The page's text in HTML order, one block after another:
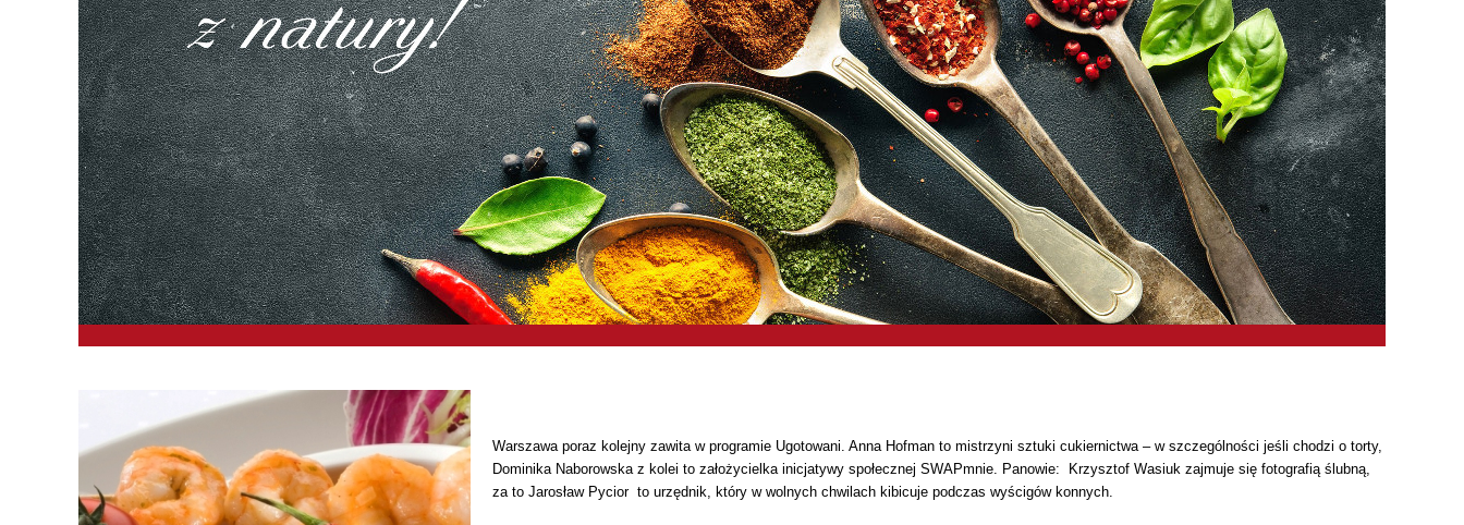
Warszawa poraz kolejny zawita w programie Ugotowani. Anna Hofman to mistrzyni sztuki cukiernictwa – w szczególności jeśli chodzi o torty,
Dominika Naborowska z kolei to założycielka inicjatywy społecznej SWAPmnie. Panowie: Krzysztof Wasiuk zajmuje się fotografią ślubną,
za to Jarosław Pycior to urzędnik, który w wolnych chwilach kibicuje podczas wyścigów konnych.